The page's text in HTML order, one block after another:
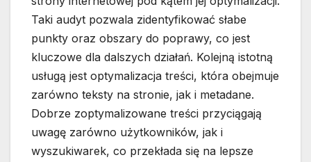
Taki audyt pozwala zidentyfikować słabe
punkty oraz obszary do poprawy, co jest
kluczowe dla dalszych działań. Kolejną istotną
usługą jest optymalizacja treści, która obejmuje
zarówno teksty na stronie, jak i metadane.
Dobrze zoptymalizowane treści przyciągają
uwagę zarówno użytkowników, jak i
wyszukiwarek, co przekłada się na lepsze